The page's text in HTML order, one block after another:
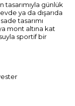
günlük
ya da dışarıda
tasarımı
mont altına kat
sportif bir